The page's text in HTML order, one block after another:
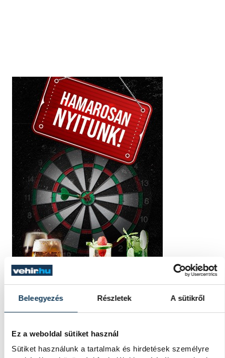
Beleegyezés Részletek A sütikről
Ez a weboldal sütiket használ
Sütiket használunk a tartalmak és hirdetések személyre